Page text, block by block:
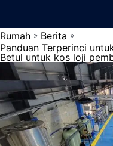
Rumah » Berita »
Panduan Terperinci
Betul untuk kos loji